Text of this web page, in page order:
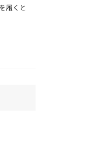
履くと
るグ
がっ
イル